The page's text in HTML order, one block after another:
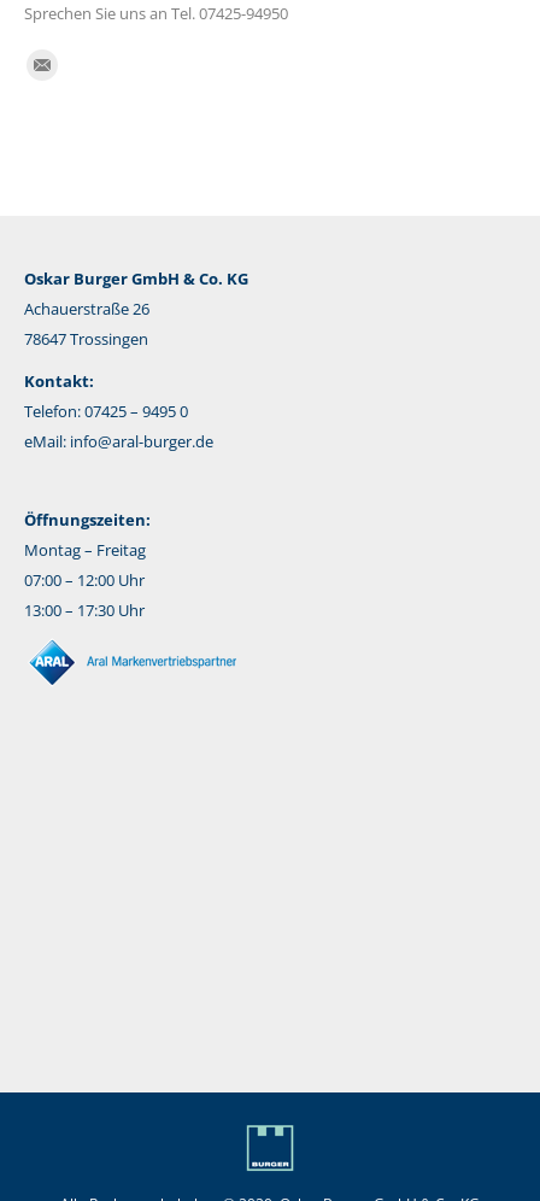
Sprechen Sie uns an Tel. 07425-94950
Finden Sie uns auf:
Oskar Burger GmbH & Co. KG
Achauerstraße 26
78647 Trossingen
Kontakt:
Telefon: 07425 – 9495 0
eMail: info@aral-burger.de
Öffnungszeiten:
Montag – Freitag
07:00 – 12:00 Uhr
13:00 – 17:30 Uhr